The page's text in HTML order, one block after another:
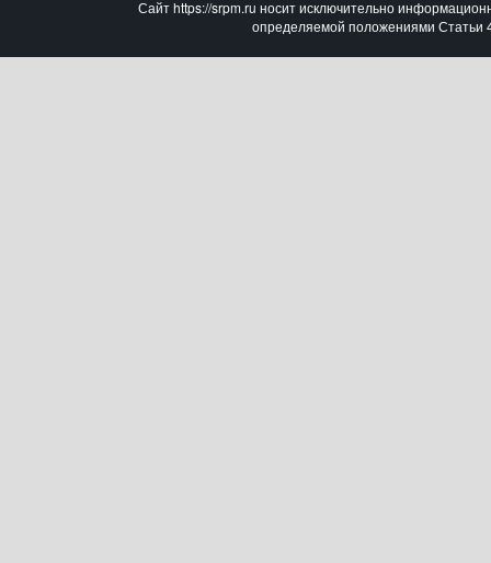
Сайт https://srpm.ru носит исключительно
определяемой положениями Статьи